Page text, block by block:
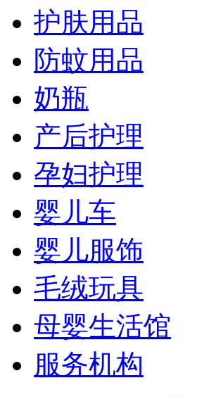
护肤用品
防蚊用品
奶瓶
产后护理
孕妇护理
婴儿车
婴儿服饰
毛绒玩具
母婴生活馆
服务机构